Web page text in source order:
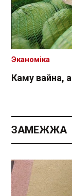
Каму вайна,
Эканоміка
ЗАМЕЖЖА